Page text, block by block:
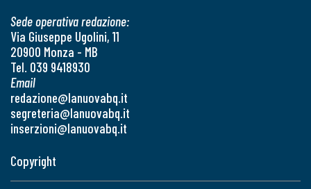
Sede operativa redazione:
Via Giuseppe Ugolini, 11
20900 Monza - MB
Tel. 039 9418930
Email
redazione@lanuovabq.it
segreteria@lanuovabq.it
inserzioni@lanuovabq.it
Copyright